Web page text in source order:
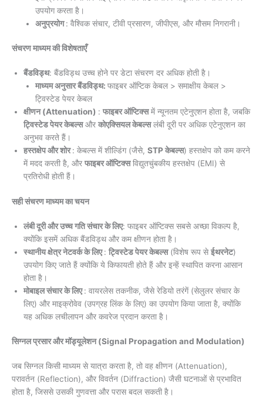
उपयोग करता है।
अनुप्रयोग: वैश्विक संचार, टीवी प्रसारण, जीपीएस, और मौसम निगरानी।
संचरण माध्यम की विशेषताएँ
बैंडविड्थ: बैंडविड्थ उच्च होने पर डेटा संचरण दर अधिक होती है।
माध्यम अनुसार बैंडविड्थ: फाइबर ऑप्टिक केबल > समाक्षीय केबल >
ट्विस्टेड पेयर केबल
क्षीणन (Attenuation) : फाइबर ऑप्टिक्समें न्यूनतम एटेनुएशन होता है, जबकि
ट्विस्टेड पेयर केबल्सऔर कोएक्सियल केबल्सलंबी दूरी पर अधिक एटेनुएशन का
अनुभव करते हैं।
हस्तक्षेप और शोर: केबल्स में शील्डिंग (जैसे, STP केबल्स) हस्तक्षेप को कम करने
में मदद करती है, और फाइबर ऑप्टिक्सविद्युतचुंबकीय हस्तक्षेप (EMI) से
प्रतिरोधी होती हैं।
सही संचरण माध्यम का चयन
लंबी दूरी और उच्च गति संचार के लिए: फाइबर ऑप्टिक्स सबसे अच्छा विकल्प है,
क्योंकि इसमें अधिक बैंडविड्थ और कम क्षीणन होता है।
स्थानीय क्षेत्र नेटवर्क के लिए: ट्विस्टेड पेयर केबल्स(विशेष रूप सेईथरनेट)
उपयोग किए जाते हैं क्योंकि ये किफायती होते हैं और इन्हें स्थापित करना आसान
होता है।
मोबाइल संचार के लिए: वायरलेस तकनीक, जैसे रेडियो तरंगें (सेलुलर संचार के
लिए) और माइक्रोवेव (उपग्रह लिंक के लिए) का उपयोग किया जाता है, क्योंकि
यह अधिक लचीलापन और कवरेज प्रदान करता है।
सिग्नल प्रसार और मॉड्यूलेशन (Signal Propagation and Modulation)
जब सिग्नल किसी माध्यम से यात्रा करता है, तो वह क्षीणन (Attenuation),
परावर्तन (Reflection), और विवर्तन (Diffraction) जैसी घटनाओं से प्रभावित
होता है, जिससे उसकी गुणवत्ता और परास बदल सकती है।